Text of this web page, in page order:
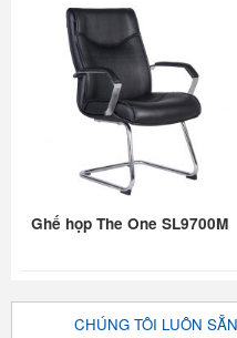
Ghế họp The One SL9700M
CHÚNG TÔI LUÔN